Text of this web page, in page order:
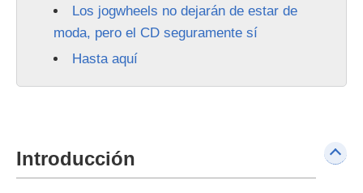
Los jogwheels no dejarán de estar de
moda, pero el CD seguramente sí
Hasta aquí
Introducción